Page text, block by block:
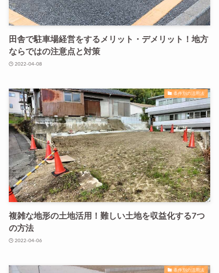
田舎で駐車場経営をするメリット・デメリット！地方
ならではの注意点と対策
2022-04-08
条件別の活用法
複雑な地形の土地活用！難しい土地を収益化する7つ
の方法
2022-04-06
条件別の活用法